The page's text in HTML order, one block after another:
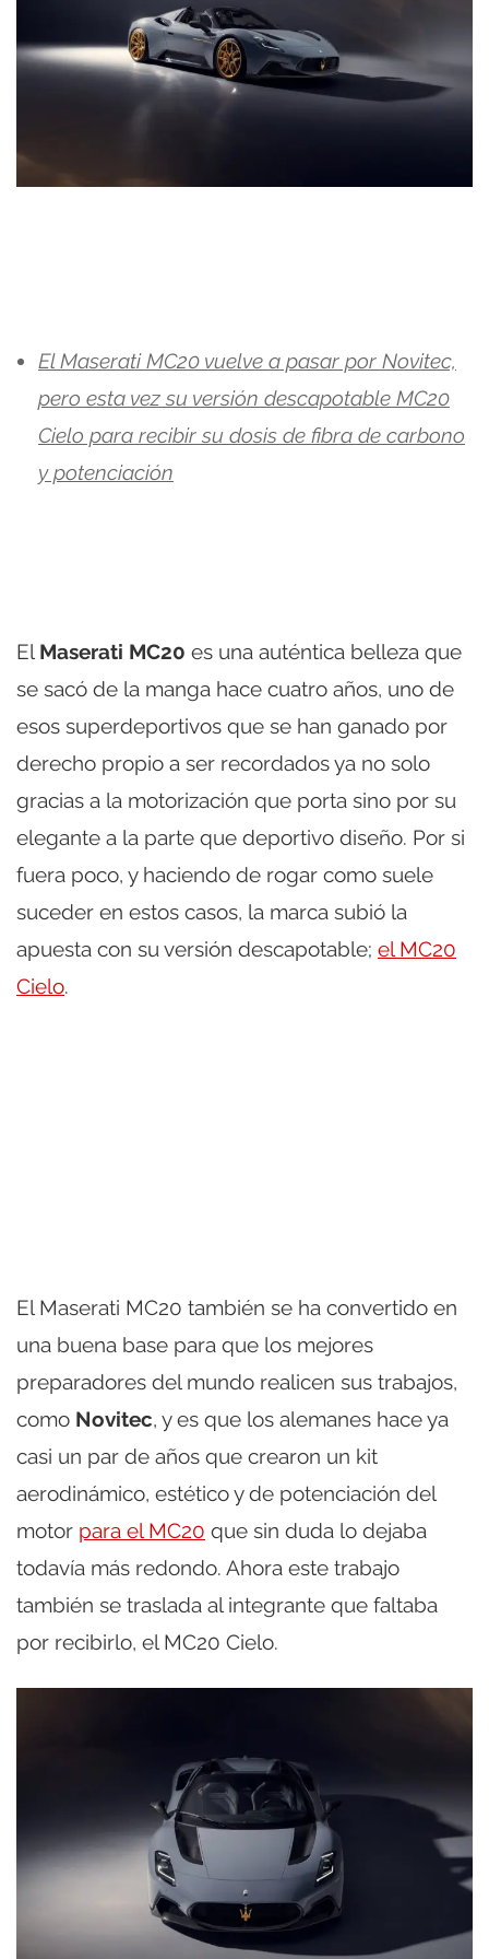
El Maserati MC20 vuelve a pasar por Novitec,
pero esta vez su versión descapotable MC20
Cielo para recibir su dosis de fibra de carbono
y potenciación
El Maserati MC20 es una auténtica belleza que
se sacó de la manga hace cuatro años, uno de
esos superdeportivos que se han ganado por
derecho propio a ser recordados ya no solo
gracias a la motorización que porta sino por su
elegante a la parte que deportivo diseño. Por si
fuera poco, y haciendo de rogar como suele
suceder en estos casos, la marca subió la
apuesta con su versión descapotable; el MC20
Cielo.
El Maserati MC20 también se ha convertido en
una buena base para que los mejores
preparadores del mundo realicen sus trabajos,
como Novitec, y es que los alemanes hace ya
casi un par de años que crearon un kit
aerodinámico, estético y de potenciación del
motor para el MC20 que sin duda lo dejaba
todavía más redondo. Ahora este trabajo
también se traslada al integrante que faltaba
por recibirlo, el MC20 Cielo.